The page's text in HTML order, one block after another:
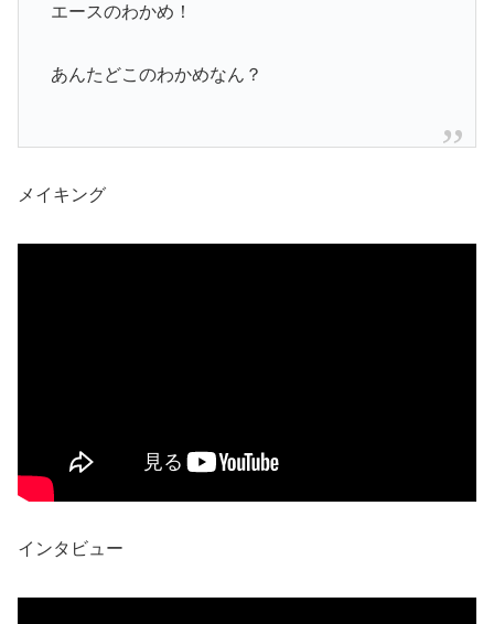
エースのわかめ！
あんたどこのわかめなん？
メイキング
インタビュー